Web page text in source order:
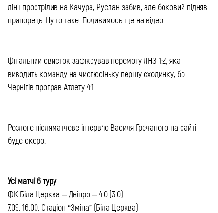
лінії прострілив на Качура, Руслан забив, але боковий підняв
прапорець. Ну то таке. Подивимось ще на відео.
Фінальний свисток зафіксував перемогу ЛНЗ 1:2, яка
виводить команду на чистюсіньку першу сходинку, бо
Чернігів програв Атлету 4:1.
Розлоге післяматчеве інтерв‘ю Василя Гречаного на сайті
буде скоро.
Усі матчі 6 туру
ФК Біла Церква – Дніпро – 4:0 (3:0)
7.09. 16.00. Стадіон “Зміна” (Біла Церква)